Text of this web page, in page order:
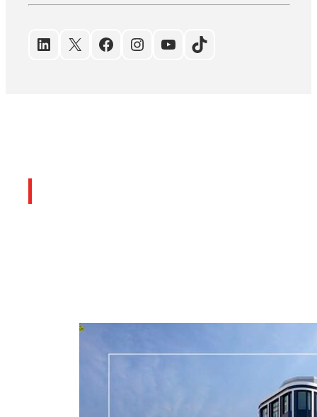
LinkedIn
X Facebook
Instagram
YouTube
TikTok